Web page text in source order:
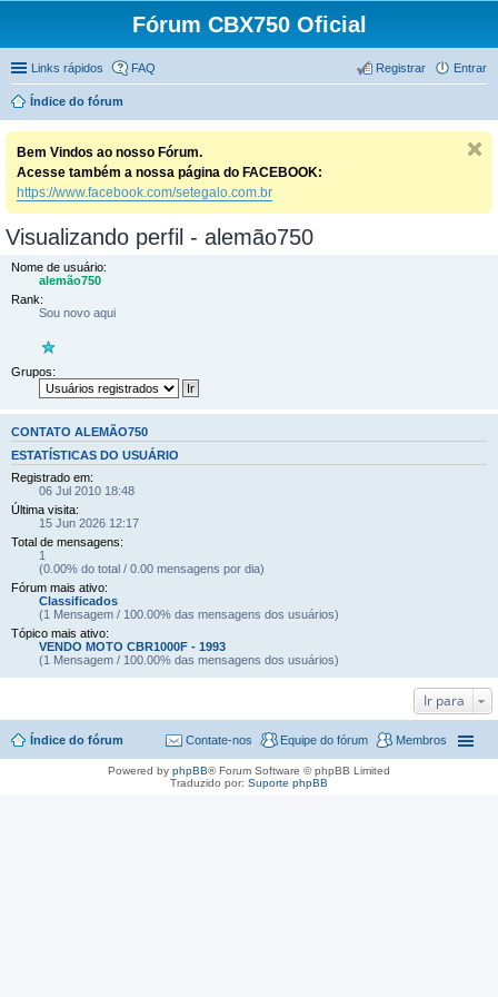
Fórum CBX750 Oficial
Links rápidos FAQ Entrar
Registrar
Índice do fórum
Bem Vindos ao nosso Fórum.
Acesse também a nossa página do FACEBOOK:
https://www.facebook.com/setegalo.com.br
Visualizando perfil - alemão750
Nome de usuário:
alemão750
Rank:
Sou novo aqui
Grupos:
CONTATO ALEMÃO750
ESTATÍSTICAS DO USUÁRIO
Registrado em:
06 Jul 2010 18:48
Última visita:
15 Jun 2026 12:17
Total de mensagens:
1
(0.00% do total / 0.00 mensagens por dia)
Fórum mais ativo:
Classificados
(1 Mensagem / 100.00% das mensagens dos usuários)
Tópico mais ativo:
VENDO MOTO CBR1000F - 1993
(1 Mensagem / 100.00% das mensagens dos usuários)
Ir para
Índice do fórum Membros
Equipe do fórum
Contate-nos
Powered by phpBB® Forum Software © phpBB Limited
Traduzido por: Suporte phpBB